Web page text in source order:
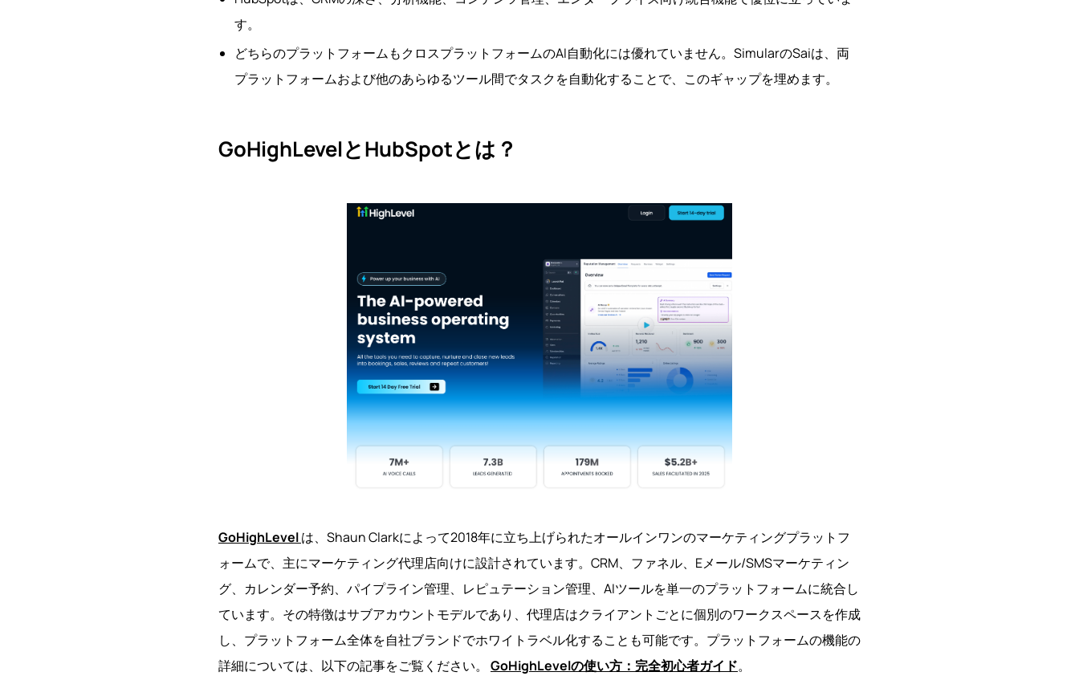
す。
どちらのプラットフォームもクロスプラットフォームのAI自動化には優れていません。SimularのSaiは、両
プラットフォームおよび他のあらゆるツール間でタスクを自動化することで、このギャップを埋めます。
GoHighLevelとHubSpotとは？
GoHighLevelは、Shaun Clarkによって2018年に立ち上げられたオールインワンのマーケティングプラットフ
ォームで、主にマーケティング代理店向けに設計されています。CRM、ファネル、Eメール/SMSマーケティン
グ、カレンダー予約、パイプライン管理、レピュテーション管理、AIツールを単一のプラットフォームに統合し
ています。その特徴はサブアカウントモデルであり、代理店はクライアントごとに個別のワークスペースを作成
し、プラットフォーム全体を自社ブランドでホワイトラベル化することも可能です。プラットフォームの機能の
詳細については、以下の記事をご覧ください。 GoHighLevelの使い方：完全初心者ガイド。